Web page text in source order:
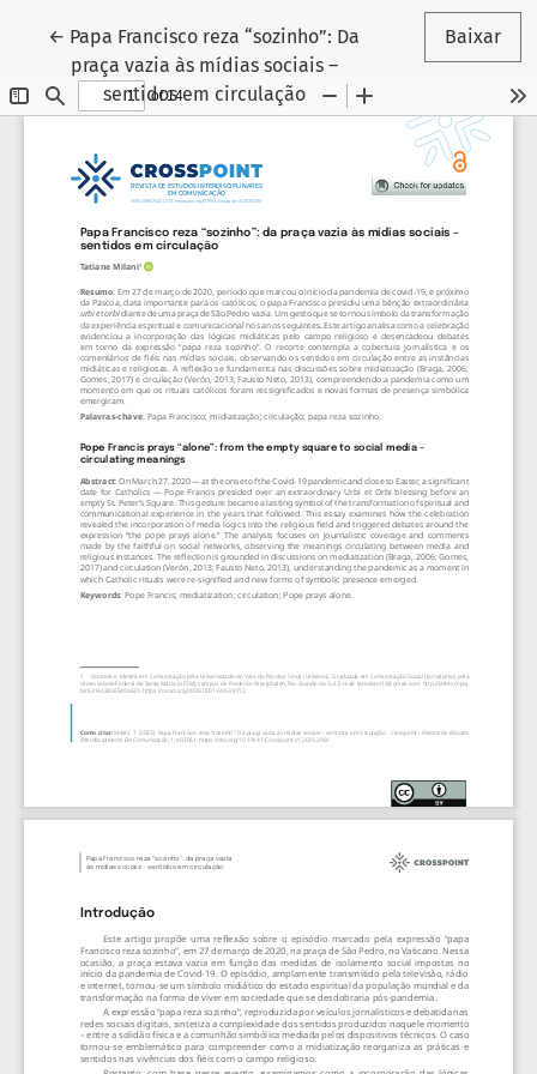
← Voltar aos Detalhes do Artigo
Papa Francisco reza “sozinho”: Da
praça vazia às mídias sociais –
sentidos em circulação
Baixar